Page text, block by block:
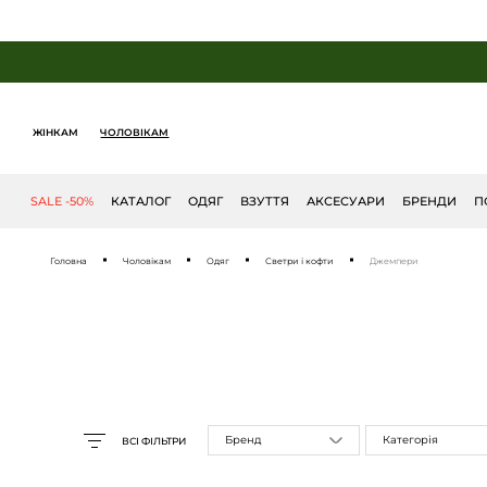
ЖІНКАМ ЧОЛОВІКАМ
SALE -50% БРЕНДИ
КАТАЛОГ ОДЯГ ВЗУТТЯ АКСЕСУАРИ
Головна Чоловікам Одяг Светри і кофти Джемпери
ВСІ ФІЛЬТРИ Бренд Категорія